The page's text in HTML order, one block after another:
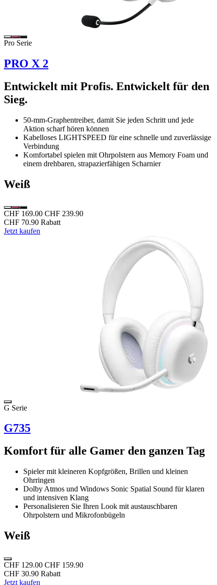
Pro Serie
PRO X 2
Entwickelt mit Profis. Entwickelt für den
Sieg.
50-mm-Graphentreiber, damit Sie jeden Schritt und jede
Aktion scharf hören können
Kabelloses LIGHTSPEED für eine schnelle und zuverlässige
Verbindung
Komfortabel spielen mit Ohrpolstern aus Memory Foam und
einem drehbaren, strapazierfähigen Scharnier
Weiß
CHF 169.00 CHF 239.90
CHF 70.90 Rabatt
Jetzt kaufen
G Serie
G735
Komfort für alle Gamer den ganzen Tag
Spieler mit kleineren Kopfgrößen, Brillen und kleinen
Ohrringen
Dolby Atmos und Windows Sonic Spatial Sound für klaren
und intensiven Klang
Personalisieren Sie Ihren Look mit austauschbaren
Ohrpolstern und Mikrofonbügeln
Weiß
CHF 129.00 CHF 159.90
CHF 30.90 Rabatt
Jetzt kaufen